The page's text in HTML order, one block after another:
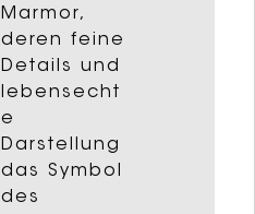
Marmor,
deren feine
Details und
lebensecht
e
Darstellung
das Symbol
des